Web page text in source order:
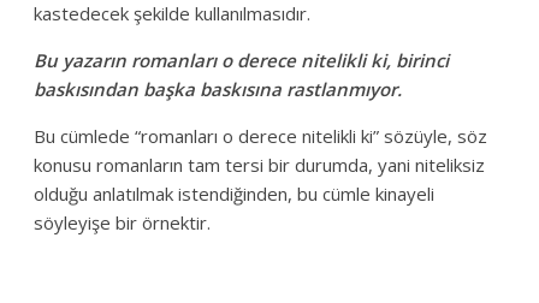
kastedecek şekilde kullanılmasıdır.
Bu yazarın romanları o derece nitelikli ki, birinci
baskısından başka baskısına rastlanmıyor.
Bu cümlede “romanları o derece nitelikli ki” sözüyle, söz
konusu romanların tam tersi bir durumda, yani niteliksiz
olduğu anlatılmak istendiğinden, bu cümle kinayeli
söyleyişe bir örnektir.